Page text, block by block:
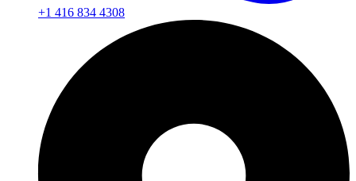
+1 416 834 4308